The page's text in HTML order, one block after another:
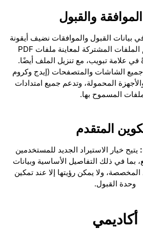
الموافقة والقبول
بيانات القبول والموافقات نضيف أيقونة
جديدة في عنصر تحكم الملفات المشتركة لمعاينة ملفات PDF
علامة تبويب، مع تنزيل الملف أيضًا.
الشاشات والمتصفحات (إيدج وكروم
المحمولة، وتدعم جميع امتدادات
المسموح بها.
المتقدم
يتيح خيار الاستيراد الجديد للمستخدمين
بما في ذلك التفاصيل الأساسية وبيانات
ولا يمكن رؤيتها إلا عند تمكين
وحدة القبول.
أكاديمي